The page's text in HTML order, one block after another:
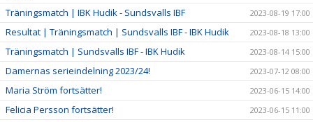
Träningsmatch | IBK Hudik - Sundsvalls IBF 2023-08-19 17:00
Resultat | Träningsmatch | Sundsvalls IBF - IBK Hudik 2023-08-18 13:00
Träningsmatch | Sundsvalls IBF - IBK Hudik 2023-08-14 15:00
Damernas serieindelning 2023/24! 2023-07-12 08:00
Maria Ström fortsätter! 2023-06-15 14:00
Felicia Persson fortsätter! 2023-06-15 11:00